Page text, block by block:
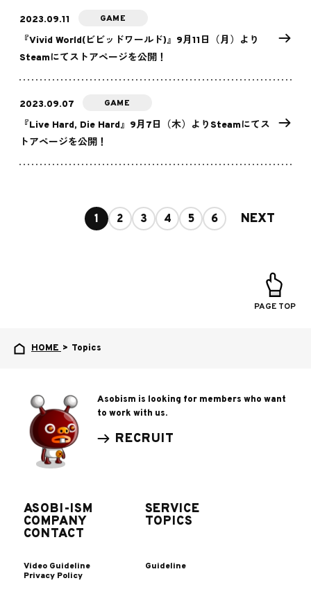
2023.09.11 GAME
『Vivid World(ビビッドワールド)』9月11日（月）より
Steamにてストアページを公開！
2023.09.07 GAME
『Live Hard, Die Hard』9月7日（木）よりSteamにてス
トアページを公開！
1 2 3 4 5 6 NEXT
PAGE TOP
HOME > Topics
Asobism is looking for members who want
to work with us.
RECRUIT
ASOBI-ISM SERVICE
COMPANY TOPICS
CONTACT
Video Guideline
Guideline
Privacy Policy